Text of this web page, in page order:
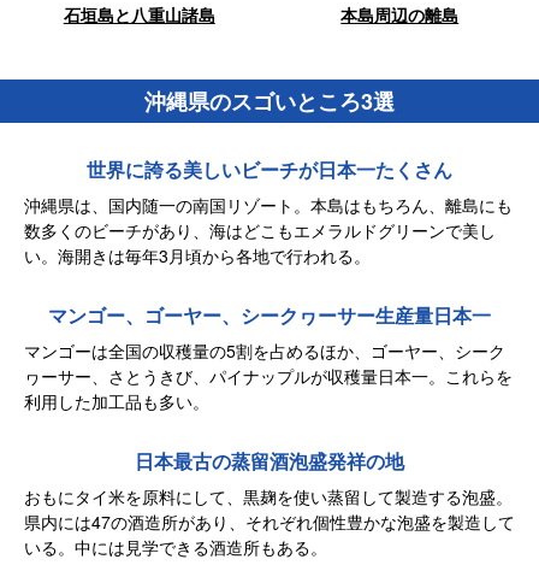
石垣島と八重山諸島 本島周辺の離島
沖縄県のスゴいところ3選
世界に誇る美しいビーチが日本一たくさん
沖縄県は、国内随一の南国リゾート。本島はもちろん、離島にも
数多くのビーチがあり、海はどこもエメラルドグリーンで美し
い。海開きは毎年3月頃から各地で行われる。
マンゴー、ゴーヤー、シークヮーサー生産量日本一
マンゴーは全国の収穫量の5割を占めるほか、ゴーヤー、シーク
ヮーサー、さとうきび、パイナップルが収穫量日本一。これらを
利用した加工品も多い。
日本最古の蒸留酒泡盛発祥の地
おもにタイ米を原料にして、黒麹を使い蒸留して製造する泡盛。
県内には47の酒造所があり、それぞれ個性豊かな泡盛を製造して
いる。中には見学できる酒造所もある。